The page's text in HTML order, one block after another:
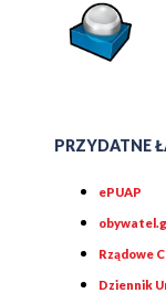
PRZYDATNE
ePUAP
Rządowe
Dziennik